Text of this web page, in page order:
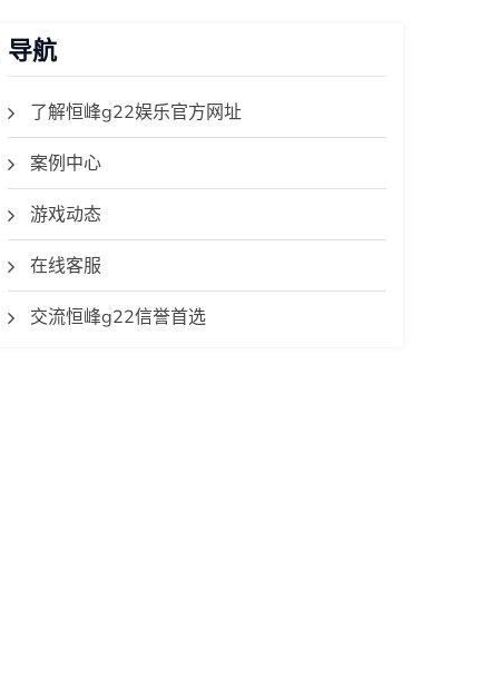
导航
了解恒峰g22娱乐官方网址
案例中心
游戏动态
在线客服
交流恒峰g22信誉首选